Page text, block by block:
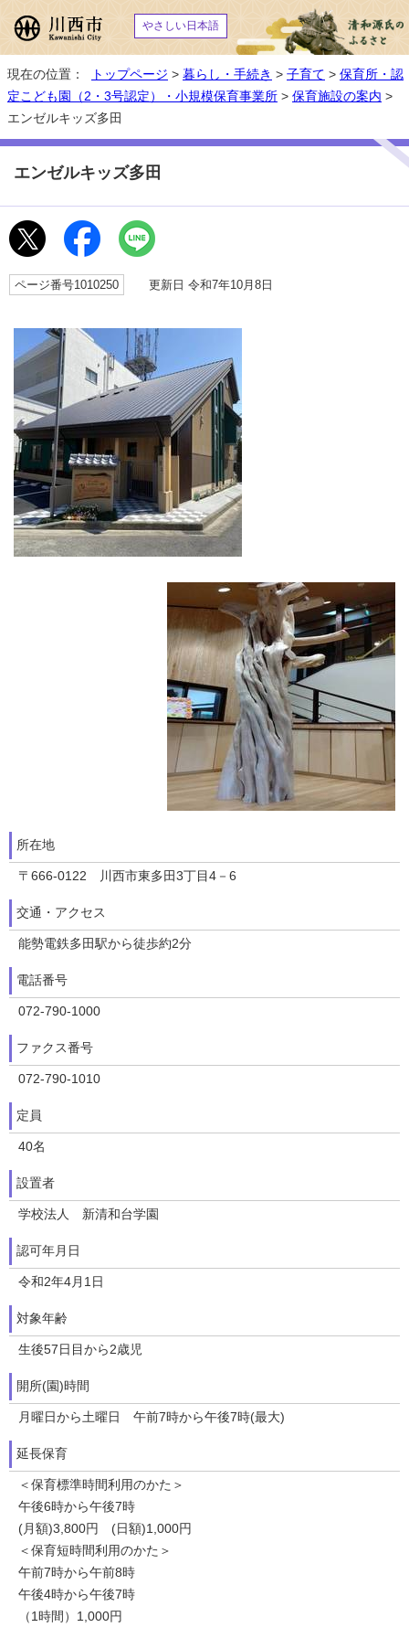
やさしい日本語
現在の位置： トップページ > 暮らし・手続き > 子育て > 保育所・認
定こども園（2・3号認定）・小規模保育事業所 > 保育施設の案内 >
エンゼルキッズ多田
エンゼルキッズ多田
ページ番号1010250 更新日 令和7年10月8日
所在地
〒666-0122 川西市東多田3丁目4－6
交通・アクセス
能勢電鉄多田駅から徒歩約2分
電話番号
072-790-1000
ファクス番号
072-790-1010
定員
40名
設置者
学校法人 新清和台学園
認可年月日
令和2年4月1日
対象年齢
生後57日目から2歳児
開所(園)時間
月曜日から土曜日 午前7時から午後7時(最大)
延長保育
＜保育標準時間利用のかた＞
午後6時から午後7時
(月額)3,800円 (日額)1,000円
＜保育短時間利用のかた＞
午前7時から午前8時
午後4時から午後7時
（1時間）1,000円